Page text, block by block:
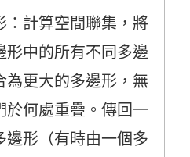
：計算空間聯集，將
形中的所有不同多邊
為更大的多邊形，無
於何處重疊。傳回一
邊形（有時由一個多